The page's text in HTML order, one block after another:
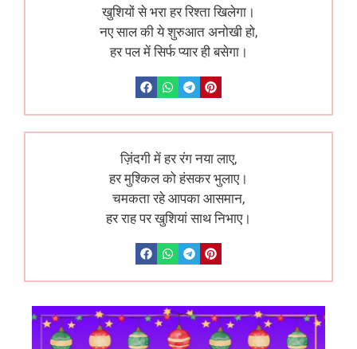
खुशियों से भरा हर रिश्ता खिलेगा।
नए साल की ये शुरुआत अनोखी हो,
हर पल में सिर्फ प्यार ही बसेगा।
ज़िंदगी में हर रंग नया लाए,
हर मुश्किल को हंसकर भुलाए।
चमकता रहे आपका आसमान,
हर राह पर खुशियां साथ निभाए।